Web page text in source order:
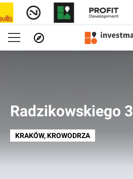
Radzikowskiego 3
KRAKÓW, KROWODRZA